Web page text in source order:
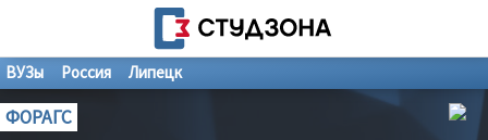
ВУЗы Россия Липецк
ФОРАГС